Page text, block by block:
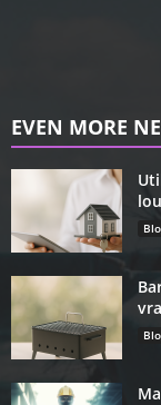
EVEN MORE